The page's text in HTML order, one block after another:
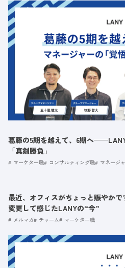
葛藤の5期を越えて、6期へ
「真剣勝負」
マーケター職 コンサルティング職 マネージ
最近、オフィスがちょっと賑やか
変更して感じたLANYの“今”
メルマガ チャーム マーケター職